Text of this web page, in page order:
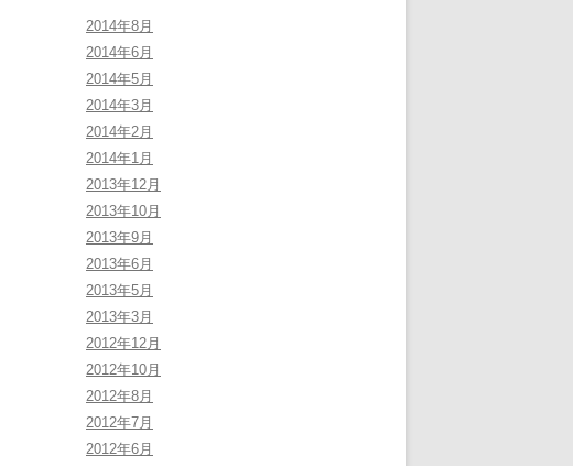
2014年8月
2014年6月
2014年5月
2014年3月
2014年2月
2014年1月
2013年12月
2013年10月
2013年9月
2013年6月
2013年5月
2013年3月
2012年12月
2012年10月
2012年8月
2012年7月
2012年6月